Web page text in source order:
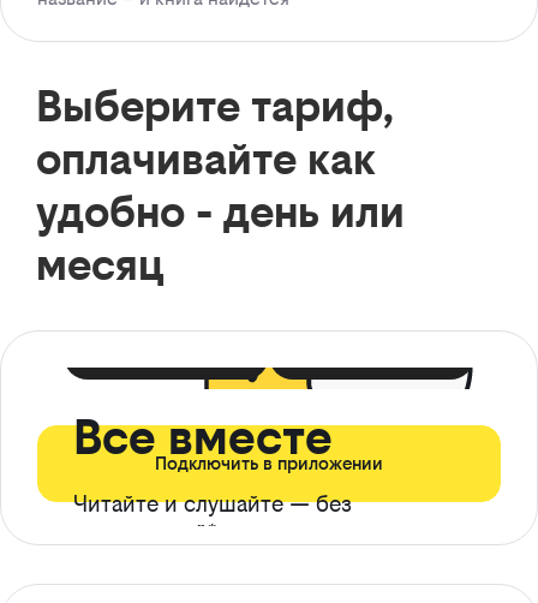
Выберите тариф,
оплачивайте как
удобно - день или
месяц
Все вместе
Читайте и слушайте — без
ограничений*
Подключить в приложении